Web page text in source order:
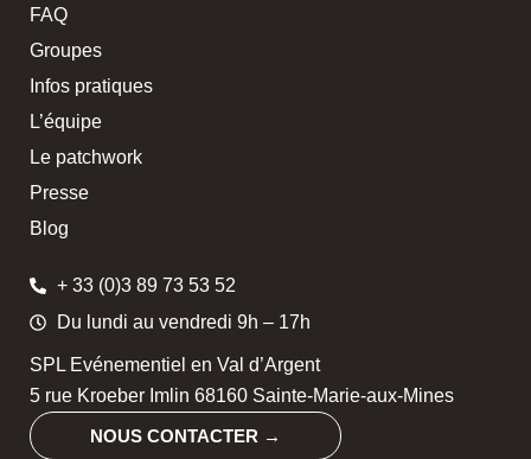
FAQ
Groupes
Infos pratiques
L’équipe
Le patchwork
Presse
Blog
+ 33 (0)3 89 73 53 52
Du lundi au vendredi 9h – 17h
SPL Evénementiel en Val d’Argent
5 rue Kroeber Imlin 68160 Sainte-Marie-aux-Mines
NOUS CONTACTER →